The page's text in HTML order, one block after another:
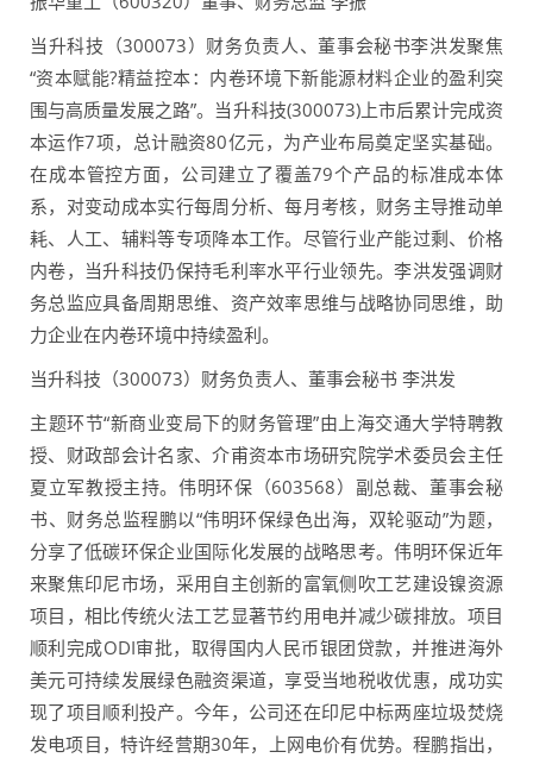
当升科技（300073）财务负责人、董事会秘书李洪发聚焦
“资本赋能?精益控本：内卷环境下新能源材料企业的盈利突
围与高质量发展之路”。当升科技(300073)上市后累计完成资
本运作7项，总计融资80亿元，为产业布局奠定坚实基础。
在成本管控方面，公司建立了覆盖79个产品的标准成本体
系，对变动成本实行每周分析、每月考核，财务主导推动单
耗、人工、辅料等专项降本工作。尽管行业产能过剩、价格
内卷，当升科技仍保持毛利率水平行业领先。李洪发强调财
务总监应具备周期思维、资产效率思维与战略协同思维，助
力企业在内卷环境中持续盈利。
当升科技（300073）财务负责人、董事会秘书 李洪发
主题环节“新商业变局下的财务管理”由上海交通大学特聘教
授、财政部会计名家、介甫资本市场研究院学术委员会主任
夏立军教授主持。伟明环保（603568）副总裁、董事会秘
书、财务总监程鹏以“伟明环保绿色出海，双轮驱动”为题，
分享了低碳环保企业国际化发展的战略思考。伟明环保近年
来聚焦印尼市场，采用自主创新的富氧侧吹工艺建设镍资源
项目，相比传统火法工艺显著节约用电并减少碳排放。项目
顺利完成ODI审批，取得国内人民币银团贷款，并推进海外
美元可持续发展绿色融资渠道，享受当地税收优惠，成功实
现了项目顺利投产。今年，公司还在印尼中标两座垃圾焚烧
发电项目，特许经营期30年，上网电价有优势。程鹏指出，